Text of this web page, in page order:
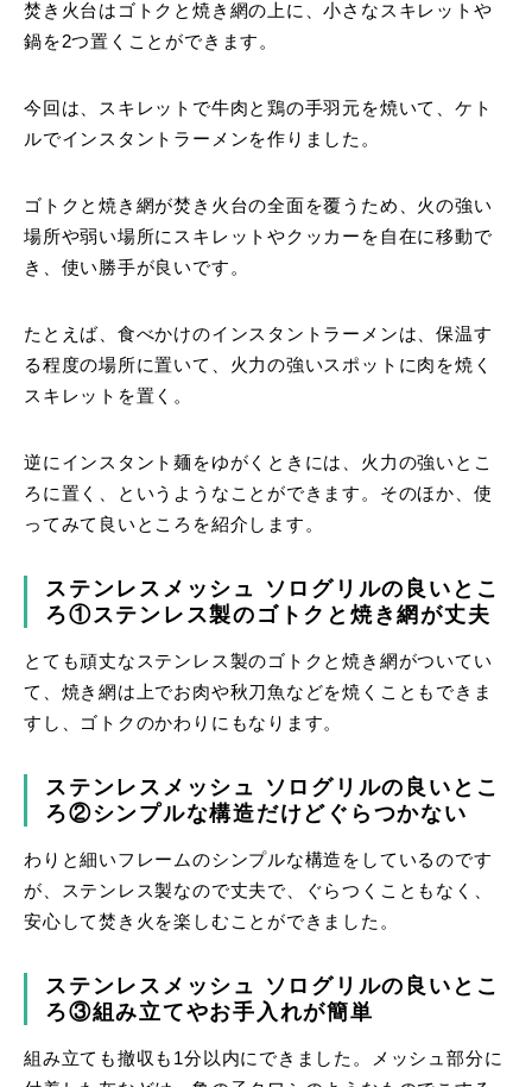
焚き火台はゴトクと焼き網の上に、小さなスキレットや
鍋を2つ置くことができます。
今回は、スキレットで牛肉と鶏の手羽元を焼いて、ケト
ルでインスタントラーメンを作りました。
ゴトクと焼き網が焚き火台の全面を覆うため、火の強い
場所や弱い場所にスキレットやクッカーを自在に移動で
き、使い勝手が良いです。
たとえば、食べかけのインスタントラーメンは、保温す
る程度の場所に置いて、火力の強いスポットに肉を焼く
スキレットを置く。
逆にインスタント麺をゆがくときには、火力の強いとこ
ろに置く、というようなことができます。そのほか、使
ってみて良いところを紹介します。
ステンレスメッシュ ソログリルの良いとこ
ろ①ステンレス製のゴトクと焼き網が丈夫
とても頑丈なステンレス製のゴトクと焼き網がついてい
て、焼き網は上でお肉や秋刀魚などを焼くこともできま
すし、ゴトクのかわりにもなります。
ステンレスメッシュ ソログリルの良いとこ
ろ②シンプルな構造だけどぐらつかない
わりと細いフレームのシンプルな構造をしているのです
が、ステンレス製なので丈夫で、ぐらつくこともなく、
安心して焚き火を楽しむことができました。
ステンレスメッシュ ソログリルの良いとこ
ろ③組み立てやお手入れが簡単
組み立ても撤収も1分以内にできました。メッシュ部分に